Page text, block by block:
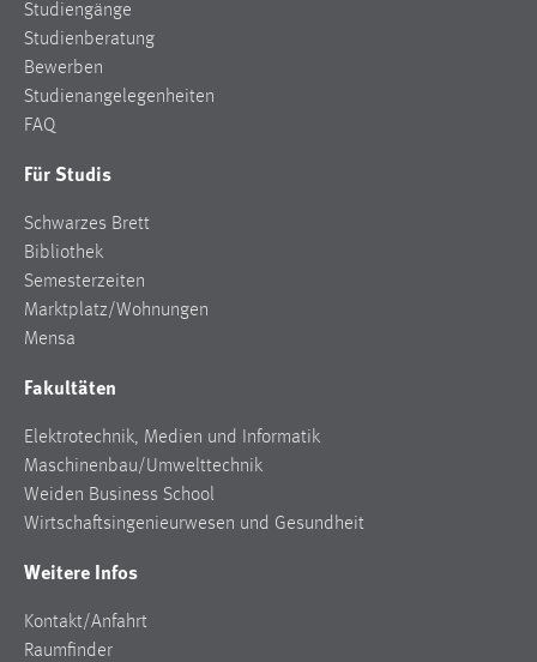
Studiengänge
Studienberatung
Bewerben
Studienangelegenheiten
FAQ
Für Studis
Schwarzes Brett
Bibliothek
Semesterzeiten
Marktplatz/Wohnungen
Mensa
Fakultäten
Elektrotechnik, Medien und Informatik
Maschinenbau/Umwelttechnik
Weiden Business School
Wirtschaftsingenieurwesen und Gesundheit
Weitere Infos
Kontakt/Anfahrt
Raumfinder